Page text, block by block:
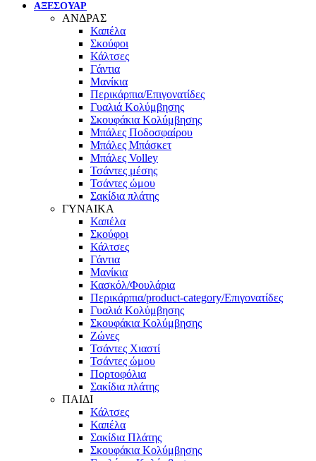
ΑΞΕΣΟΥΑΡ
ΑΝΔΡΑΣ
Καπέλα
Σκούφοι
Κάλτσες
Γάντια
Μανίκια
Περικάρπια/Επιγονατίδες
Γυαλιά Κολύμβησης
Σκουφάκια Κολύμβησης
Μπάλες Ποδοσφαίρου
Μπάλες Μπάσκετ
Μπάλες Volley
Τσάντες μέσης
Τσάντες ώμου
Σακίδια πλάτης
ΓΥΝΑΙΚΑ
Καπέλα
Σκούφοι
Κάλτσες
Γάντια
Μανίκια
Κασκόλ/Φουλάρια
Περικάρπια/product-category/Επιγονατίδες
Γυαλιά Κολύμβησης
Σκουφάκια Κολύμβησης
Ζώνες
Τσάντες Χιαστί
Τσάντες ώμου
Πορτοφόλια
Σακίδια πλάτης
ΠΑΙΔΙ
Κάλτσες
Καπέλα
Σακίδια Πλάτης
Σκουφάκια Κολύμβησης